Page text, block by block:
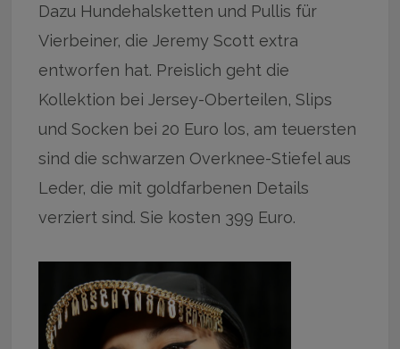
Dazu Hundehalsketten und Pullis für
Vierbeiner, die Jeremy Scott extra
entworfen hat. Preislich geht die
Kollektion bei Jersey-Oberteilen, Slips
und Socken bei 20 Euro los, am teuersten
sind die schwarzen Overknee-Stiefel aus
Leder, die mit goldfarbenen Details
verziert sind. Sie kosten 399 Euro.